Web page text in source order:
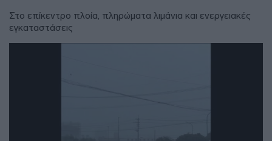
Στο επίκεντρο πλοία, πληρώματα λιμάνια και ενεργειακές
εγκαταστάσεις